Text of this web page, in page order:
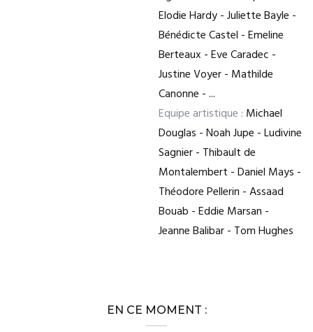
Elodie Hardy - Juliette Bayle -
Bénédicte Castel - Emeline
Berteaux - Eve Caradec -
Justine Voyer - Mathilde
Canonne - ...
Equipe artistique : Michael
Douglas - Noah Jupe - Ludivine
Sagnier - Thibault de
Montalembert - Daniel Mays -
Théodore Pellerin - Assaad
Bouab - Eddie Marsan -
Jeanne Balibar - Tom Hughes
EN CE MOMENT :